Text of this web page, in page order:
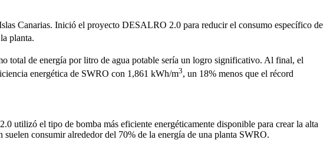
Canarias. Inició el proyecto DESALRO 2.0 para reducir el consumo específico de
planta.
total de energía por litro de agua potable sería un logro significativo. Al final, el
energética de SWRO con 1,861 kWh/m3, un 18% menos que el récord
utilizó el tipo de bomba más eficiente energéticamente disponible para crear la alta
consumir alrededor del 70% de la energía de una planta SWRO.